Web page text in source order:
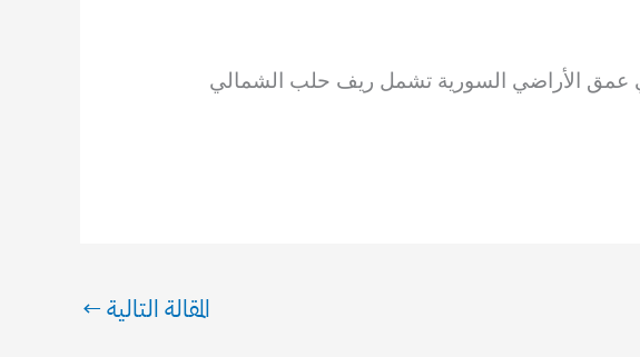
عمق الأراضي السورية تشمل ريف حلب الشمالي
المقالة التالية←